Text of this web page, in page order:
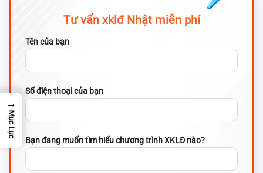
Tư vấn xklđ Nhật miễn phí
Tên của bạn
Số điện thoại của bạn
Bạn đang muốn tìm hiểu chương trình XKLĐ nào?
→
Mục Lục